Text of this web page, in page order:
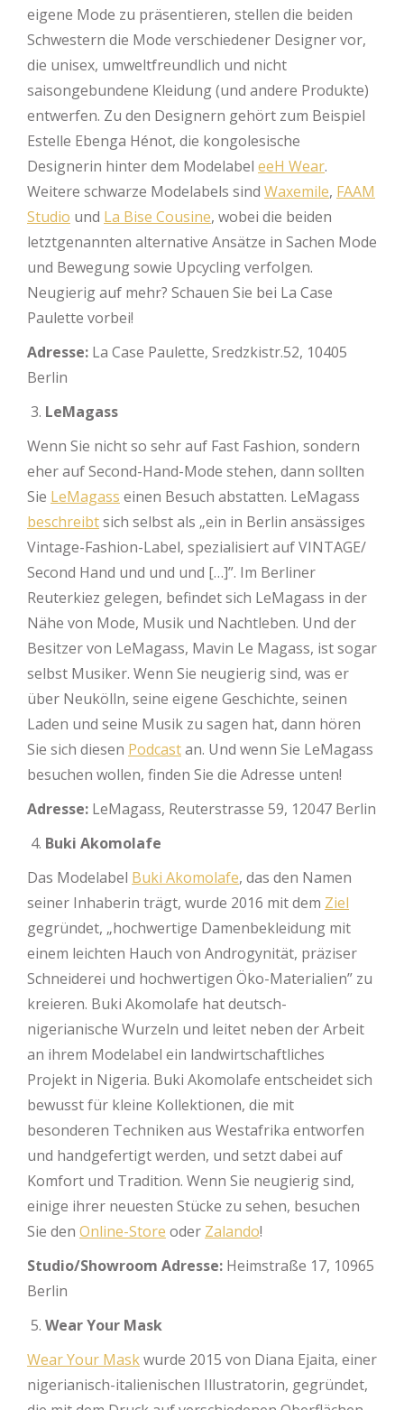
eigene Mode zu präsentieren, stellen die beiden
Schwestern die Mode verschiedener Designer vor,
die unisex, umweltfreundlich und nicht
saisongebundene Kleidung (und andere Produkte)
entwerfen. Zu den Designern gehört zum Beispiel
Estelle Ebenga Hénot, die kongolesische
Designerin hinter dem Modelabel eeH Wear.
Weitere schwarze Modelabels sind Waxemile, FAAM
Studio und La Bise Cousine, wobei die beiden
letztgenannten alternative Ansätze in Sachen Mode
und Bewegung sowie Upcycling verfolgen.
Neugierig auf mehr? Schauen Sie bei La Case
Paulette vorbei!
Adresse: La Case Paulette, Sredzkistr.52, 10405
Berlin
LeMagass
Wenn Sie nicht so sehr auf Fast Fashion, sondern
eher auf Second-Hand-Mode stehen, dann sollten
Sie LeMagass einen Besuch abstatten. LeMagass
beschreibtsich selbst als „ein in Berlin ansässiges
Vintage-Fashion-Label, spezialisiert auf VINTAGE/
Second Hand und und und […]”. Im Berliner
Reuterkiez gelegen, befindet sich LeMagass in der
Nähe von Mode, Musik und Nachtleben. Und der
Besitzer von LeMagass, Mavin Le Magass, ist sogar
selbst Musiker. Wenn Sie neugierig sind, was er
über Neukölln, seine eigene Geschichte, seinen
Laden und seine Musik zu sagen hat, dann hören
Sie sich diesen Podcastan. Und wenn Sie LeMagass
besuchen wollen, finden Sie die Adresse unten!
Adresse: LeMagass, Reuterstrasse 59, 12047 Berlin
Buki Akomolafe
Das Modelabel Buki Akomolafe, das den Namen
seiner Inhaberin trägt, wurde 2016 mit dem Ziel
gegründet, „hochwertige Damenbekleidung mit
einem leichten Hauch von Androgynität, präziser
Schneiderei und hochwertigen Öko-Materialien” zu
kreieren. Buki Akomolafe hat deutsch-
nigerianische Wurzeln und leitet neben der Arbeit
an ihrem Modelabel ein landwirtschaftliches
Projekt in Nigeria. Buki Akomolafe entscheidet sich
bewusst für kleine Kollektionen, die mit
besonderen Techniken aus Westafrika entworfen
und handgefertigt werden, und setzt dabei auf
Komfort und Tradition. Wenn Sie neugierig sind,
einige ihrer neuesten Stücke zu sehen, besuchen
Sie den Online-Store oder Zalando!
Studio/Showroom Adresse: Heimstraße 17, 10965
Berlin
Wear Your Mask
Wear Your Maskwurde 2015 von Diana Ejaita, einer
nigerianisch-italienischen Illustratorin, gegründet,